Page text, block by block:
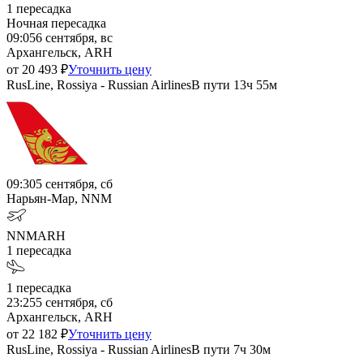
1 пересадка
Ночная пересадка
09:056 сентября, вс
Архангельск, ARH
от 20 493 ₽Уточнить цену
RusLine, Rossiya - Russian AirlinesВ пути 13ч 55м
09:305 сентября, сб
Нарьян-Мар, NNM
NNMARH
1 пересадка
1 пересадка
23:255 сентября, сб
Архангельск, ARH
от 22 182 ₽Уточнить цену
RusLine, Rossiya - Russian AirlinesВ пути 7ч 30м